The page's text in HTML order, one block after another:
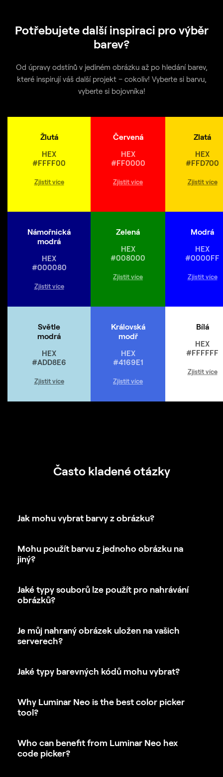
Potřebujete další inspiraci pro výběr
barev?
Od úpravy odstínů v jediném obrázku až po hledání barev,
které inspirují váš další projekt – cokoliv! Vyberte si barvu,
vyberte si bojovníka!
Žlutá
HEX
#FFFF00
Zjistit více
Červená
HEX
#FF0000
Zjistit více
Zlatá
HEX
#FFD700
Zjistit více
Námořnická
modrá
HEX
#000080
Zjistit více
Zelená
HEX
#008000
Zjistit více
Modrá
HEX
#0000FF
Zjistit více
Světle
modrá
HEX
#ADD8E6
Zjistit více
Královská
modř
HEX
#4169E1
Zjistit více
Bílá
HEX
#FFFFFF
Zjistit více
Často kladené otázky
Jak mohu vybrat barvy z obrázku?
Mohu použít barvu z jednoho obrázku na
jiný?
Jaké typy souborů lze použít pro nahrávání
obrázků?
Je můj nahraný obrázek uložen na vašich
serverech?
Jaké typy barevných kódů mohu vybrat?
Why Luminar Neo is the best color picker
tool?
Who can benefit from Luminar Neo hex
code picker?